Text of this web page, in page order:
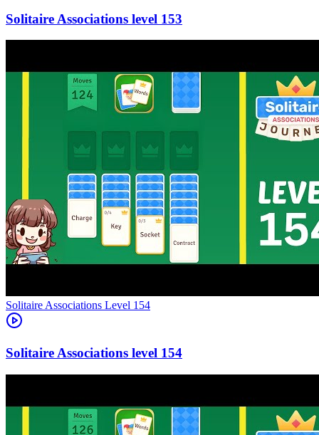
153
Level 154
154